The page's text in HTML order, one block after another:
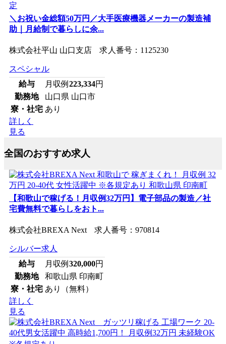
＼お祝い金総額50万円／大手医療機器メーカーの製造補
助｜月給制で暮らしに余...
株式会社平山 山口支店 求人番号：1125230
スペシャル
給与
月収例 223,334円
勤務地
山口県 山口市
寮・社宅 あり
詳しく
見る
全国のおすすめ求人
【和歌山で稼げる！月収例32万円】電子部品の製造／社
宅費無料で暮らしをおト...
株式会社BREXA Next 求人番号：970814
シルバー求人
給与
月収例 320,000円
勤務地
和歌山県 印南町
寮・社宅 あり（無料）
詳しく
見る